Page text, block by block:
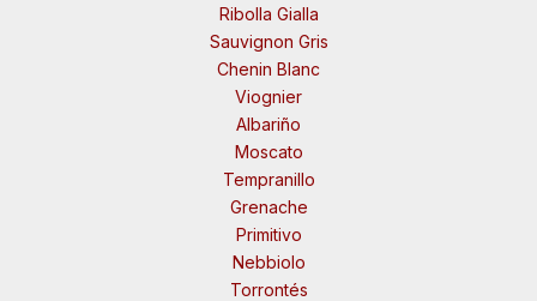
Ribolla Gialla
Sauvignon Gris
Chenin Blanc
Viognier
Albariño
Moscato
Tempranillo
Grenache
Primitivo
Nebbiolo
Torrontés